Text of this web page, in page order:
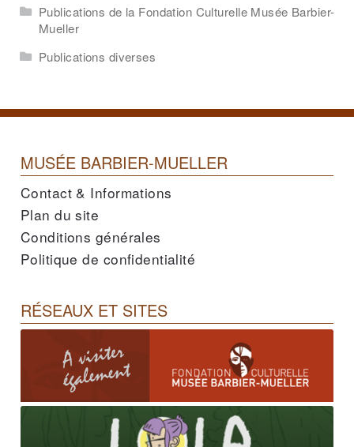
Publications de la Fondation Culturelle Musée Barbier-
Mueller
Publications diverses
MUSÉE BARBIER-MUELLER
Contact & Informations
Plan du site
Conditions générales
Politique de confidentialité
RÉSEAUX ET SITES